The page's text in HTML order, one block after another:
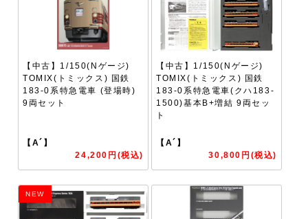
【中古】1/150(Nゲージ)
TOMIX(トミックス) 国鉄
183-0系特急電車 (登場時)
9両セット
【A´】
24,200円(税込)
【中古】1/150(Nゲージ)
TOMIX(トミックス) 国鉄
183-0系特急電車(クハ183-
1500)基本B+増結 9両セッ
ト
【A´】
30,800円(税込)
NEW